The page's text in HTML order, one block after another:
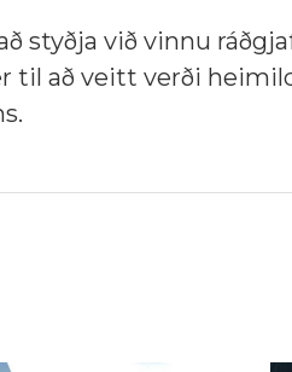
styðja við vinnu
að veitt verði